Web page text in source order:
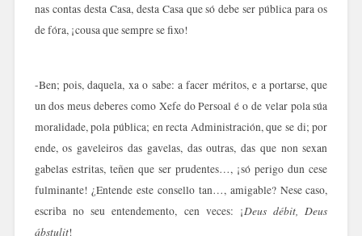
nas contas desta Casa, desta Casa que só debe ser pública para os
de fóra, ¡cousa que sempre se fixo!
-Ben; pois, daquela, xa o sabe: a facer méritos, e a portarse, que
un dos meus deberes como Xefe do Persoal é o de velar pola súa
moralidade, pola pública; en recta Administración, que se di; por
ende, os gaveleiros das gavelas, das outras, das que non sexan
gabelas estritas, teñen que ser prudentes…, ¡só perigo dun cese
fulminante! ¿Entende este consello tan…, amigable? Nese caso,
escriba no seu entendemento, cen veces: ¡Deus débit, Deus
ábstulit!